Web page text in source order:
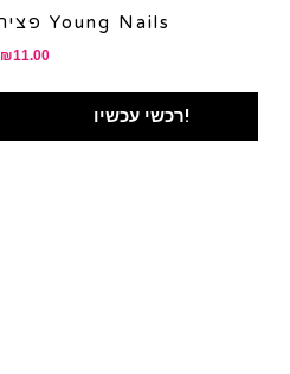
פצירה 150/ 150 Young Nails
₪11.00
רכשי עכשיו!